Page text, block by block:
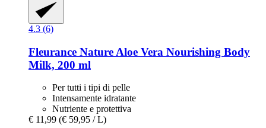
4.3 (6)
Fleurance Nature Aloe Vera Nourishing Body
Milk, 200 ml
Per tutti i tipi di pelle
Intensamente idratante
Nutriente e protettiva
€ 11,99 (€ 59,95 / L)